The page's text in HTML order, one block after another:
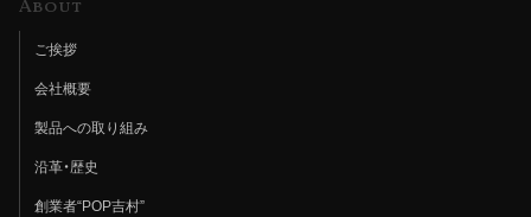
About
ご挨拶
会社概要
製品への取り組み
沿革・歴史
創業者“POP吉村”